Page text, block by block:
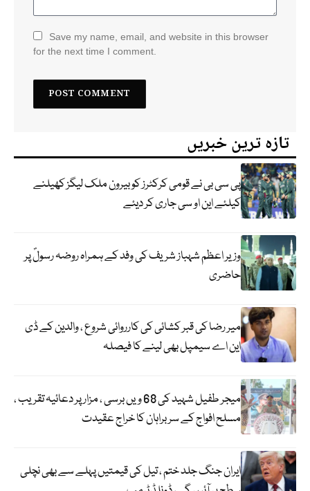
Save my name, email, and website in this browser
for the next time I comment.
تازہ ترین خبریں
پی سی بی نے قومی کرکٹرز کو بیرون ملک لیگز کھیلنے
کیلئے این او سی جاری کر دیئے
وزیر اعظم شہباز شریف کی وفد کے ہمراہ روضہ رسولؐ پر
حاضری
میر رضا کی قبر کشائی کی کارروائی شروع ، والدین کے ڈی
این اے سیمپل بھی لینے کا فیصلہ
میجر طفیل شہید کی 68 ویں برسی ، مزار پر دعائیہ تقریب ،
مسلح افواج کے سربراہان کا خراج عقیدت
ایران جنگ جلد ختم ، تیل کی قیمتیں پہلے سے بھی نچلی